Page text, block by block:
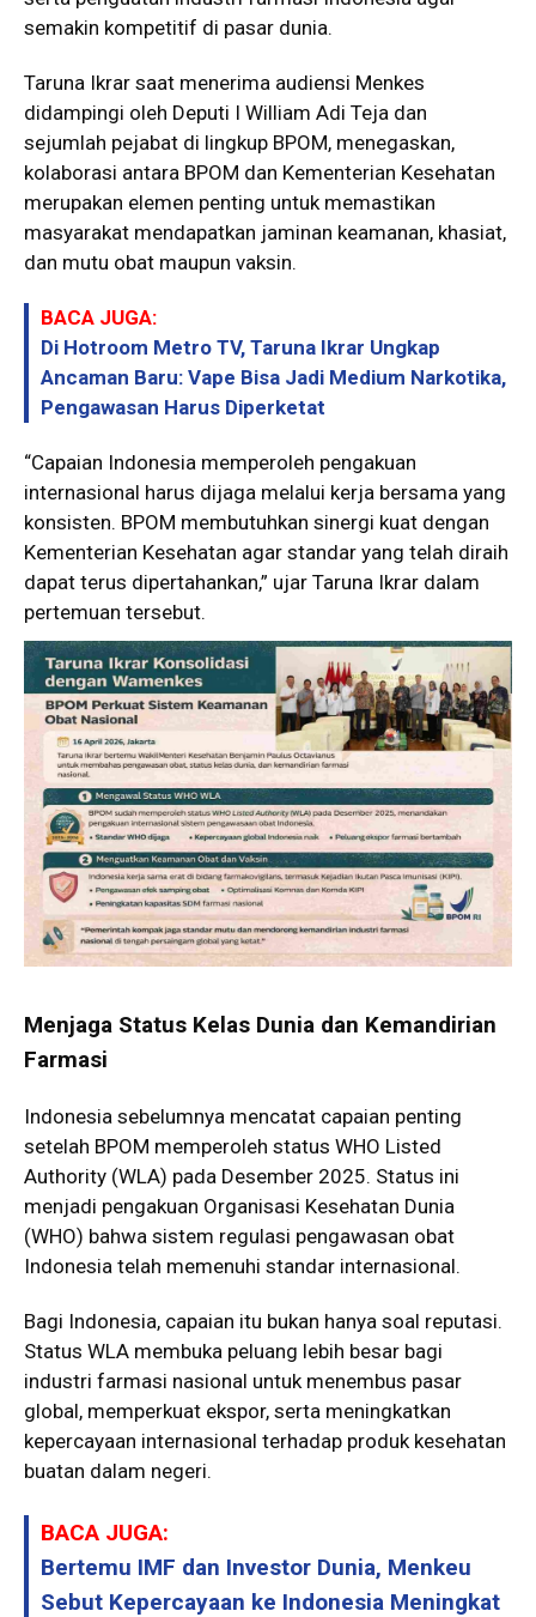
semakin kompetitif di pasar dunia.
Taruna Ikrar saat menerima audiensi Menkes
didampingi oleh Deputi I William Adi Teja dan
sejumlah pejabat di lingkup BPOM, menegaskan,
kolaborasi antara BPOM dan Kementerian Kesehatan
merupakan elemen penting untuk memastikan
masyarakat mendapatkan jaminan keamanan, khasiat,
dan mutu obat maupun vaksin.
BACA JUGA:
Di Hotroom Metro TV, Taruna Ikrar Ungkap
Ancaman Baru: Vape Bisa Jadi Medium Narkotika,
Pengawasan Harus Diperketat
“Capaian Indonesia memperoleh pengakuan
internasional harus dijaga melalui kerja bersama yang
konsisten. BPOM membutuhkan sinergi kuat dengan
Kementerian Kesehatan agar standar yang telah diraih
dapat terus dipertahankan,” ujar Taruna Ikrar dalam
pertemuan tersebut.
Menjaga Status Kelas Dunia dan Kemandirian
Farmasi
Indonesia sebelumnya mencatat capaian penting
setelah BPOM memperoleh status WHO Listed
Authority (WLA) pada Desember 2025. Status ini
menjadi pengakuan Organisasi Kesehatan Dunia
(WHO) bahwa sistem regulasi pengawasan obat
Indonesia telah memenuhi standar internasional.
Bagi Indonesia, capaian itu bukan hanya soal reputasi.
Status WLA membuka peluang lebih besar bagi
industri farmasi nasional untuk menembus pasar
global, memperkuat ekspor, serta meningkatkan
kepercayaan internasional terhadap produk kesehatan
buatan dalam negeri.
BACA JUGA:
Bertemu IMF dan Investor Dunia, Menkeu
Sebut Kepercayaan ke Indonesia Meningkat